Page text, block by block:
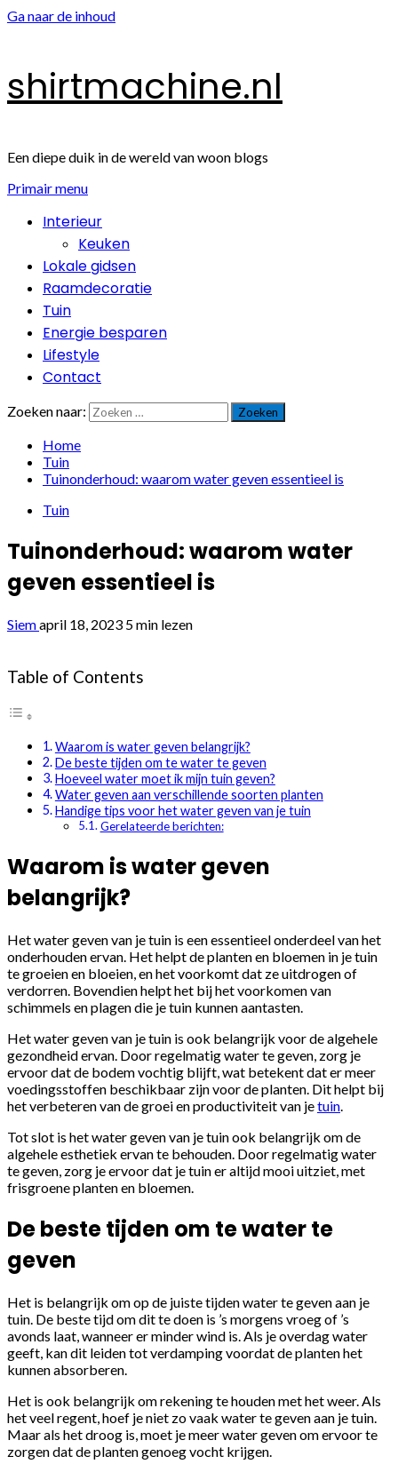
Ga naar de inhoud
shirtmachine.nl
Een diepe duik in de wereld van woon blogs
Primair menu
Interieur
Keuken
Lokale gidsen
Raamdecoratie
Tuin
Energie besparen
Lifestyle
Contact
Zoeken naar:
Home
Tuin
Tuinonderhoud: waarom water geven essentieel is
Tuin
Tuinonderhoud: waarom water
geven essentieel is
Siemapril 18, 2023 5 min lezen
Table of Contents
Waarom is water geven belangrijk?
De beste tijden om te water te geven
Hoeveel water moet ik mijn tuin geven?
Water geven aan verschillende soorten planten
Handige tips voor het water geven van je tuin
Gerelateerde berichten:
Waarom is water geven
belangrijk?
Het water geven van je tuin is een essentieel onderdeel van het
onderhouden ervan. Het helpt de planten en bloemen in je tuin
te groeien en bloeien, en het voorkomt dat ze uitdrogen of
verdorren. Bovendien helpt het bij het voorkomen van
schimmels en plagen die je tuin kunnen aantasten.
Het water geven van je tuin is ook belangrijk voor de algehele
gezondheid ervan. Door regelmatig water te geven, zorg je
ervoor dat de bodem vochtig blijft, wat betekent dat er meer
voedingsstoffen beschikbaar zijn voor de planten. Dit helpt bij
het verbeteren van de groei en productiviteit van jetuin.
Tot slot is het water geven van je tuin ook belangrijk om de
algehele esthetiek ervan te behouden. Door regelmatig water
te geven, zorg je ervoor dat je tuin er altijd mooi uitziet, met
frisgroene planten en bloemen.
De beste tijden om te water te
geven
Het is belangrijk om op de juiste tijden water te geven aan je
tuin. De beste tijd om dit te doen is ’s morgens vroeg of ’s
avonds laat, wanneer er minder wind is. Als je overdag water
geeft, kan dit leiden tot verdamping voordat de planten het
kunnen absorberen.
Het is ook belangrijk om rekening te houden met het weer. Als
het veel regent, hoef je niet zo vaak water te geven aan je tuin.
Maar als het droog is, moet je meer water geven om ervoor te
zorgen dat de planten genoeg vocht krijgen.